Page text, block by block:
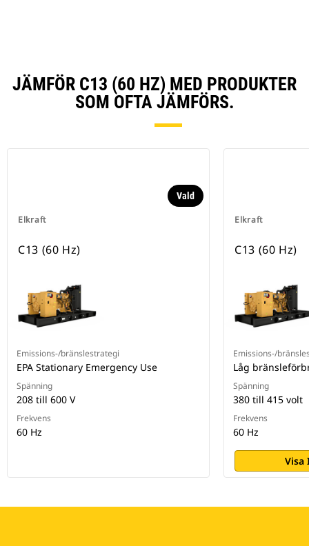
JÄMFÖR C13 (60 HZ) MED PRODUKTER
SOM OFTA JÄMFÖRS.
Elkraft
Vald
C13 (60 Hz)
Emissions-/bränslestrategi
EPA Stationary Emergency Use
Spänning
208 till 600 V
Frekvens
60 Hz
Elkraft
C13 (60 Hz)
Emissions-/
Låg
Spänning
380 till 415 volt
Frekvens
60 Hz
Visa